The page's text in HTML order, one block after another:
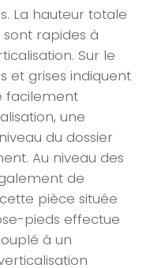
La hauteur totale
sont rapides à
Sur le
et grises indiquent
facilement
une
du dossier
Au niveau des
de
pièce située
pieds effectue
à un